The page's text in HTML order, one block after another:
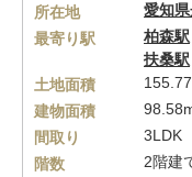
所在地 愛知県
最寄り駅
柏森駅
扶桑駅
土地面積
建物面積
間取り
3LDK
階数
2階建